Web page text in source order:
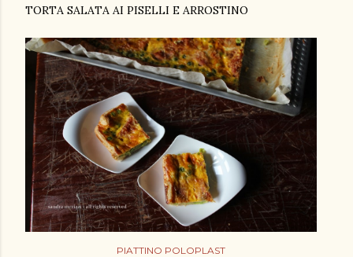
TORTA SALATA AI PISELLI E ARROSTINO
PIATTINO POLOPLAST